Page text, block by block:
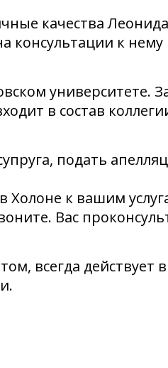
качества
консультации к
университете.
в состав
подать
Холоне к вашим
Вас
всегда действует